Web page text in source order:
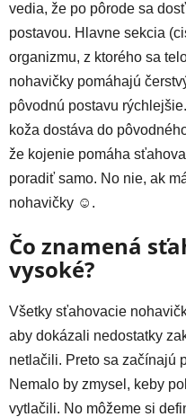
vedia, že po pôrode sa
postavou. Hlavne sekcia
organizmu, z ktorého sa
nohavičky pomáhajú
pôvodnú postavu
koža dostáva do
že kojenie pomáha
poradiť samo. No nie, ak
nohavičky ☺.
Čo znamená
vysoké?
Všetky sťahovacie
aby dokázali nedostatky
netlačili. Preto sa začínajú
Nemalo by zmysel, keby
vytlačili. No môžeme si